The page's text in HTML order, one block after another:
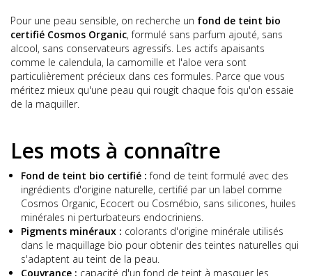
Pour une peau sensible, on recherche un fond de teint bio
certifié Cosmos Organic, formulé sans parfum ajouté, sans
alcool, sans conservateurs agressifs. Les actifs apaisants
comme le calendula, la camomille et l'aloe vera sont
particulièrement précieux dans ces formules. Parce que vous
méritez mieux qu'une peau qui rougit chaque fois qu'on essaie
de la maquiller.
Les mots à connaître
Fond de teint bio certifié : fond de teint formulé avec des
ingrédients d'origine naturelle, certifié par un label comme
Cosmos Organic, Ecocert ou Cosmébio, sans silicones, huiles
minérales ni perturbateurs endocriniens.
Pigments minéraux : colorants d'origine minérale utilisés
dans le maquillage bio pour obtenir des teintes naturelles qui
s'adaptent au teint de la peau.
Couvrance : capacité d'un fond de teint à masquer les